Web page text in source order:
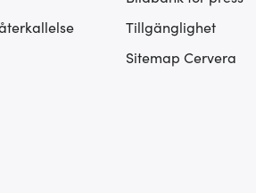
Tillgänglighet
Sitemap Cervera